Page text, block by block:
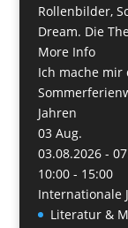
Rollenbilder,
Dream. Die
More Info
Ich mache mir
Jahren
03 Aug.
03.08.2026 -
10:00 - 15:00
Internationale
Literatur &